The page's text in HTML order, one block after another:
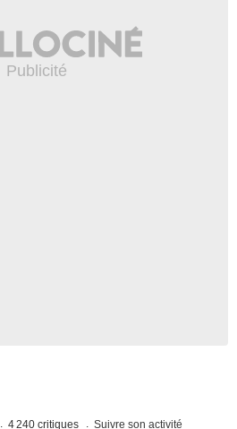
4 240 critiques Suivre son activité